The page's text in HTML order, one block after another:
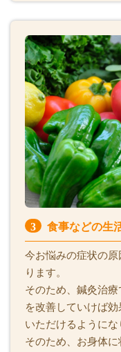
3 食事などの生
今お悩みの症状の
ります。
そのため、鍼灸治
を改善していけば
いただけるようにな
そのため、お身体